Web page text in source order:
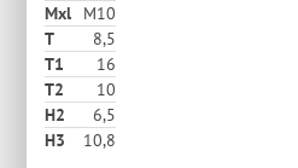
Mxl
M10
T
8,5
T1
16
T2
10
H2
6,5
Н3
10,8